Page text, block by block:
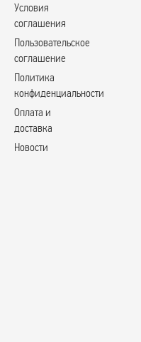
Условия
соглашения
Пользовательское
соглашение
Политика
конфиденциальности
Оплата и
доставка
Новости